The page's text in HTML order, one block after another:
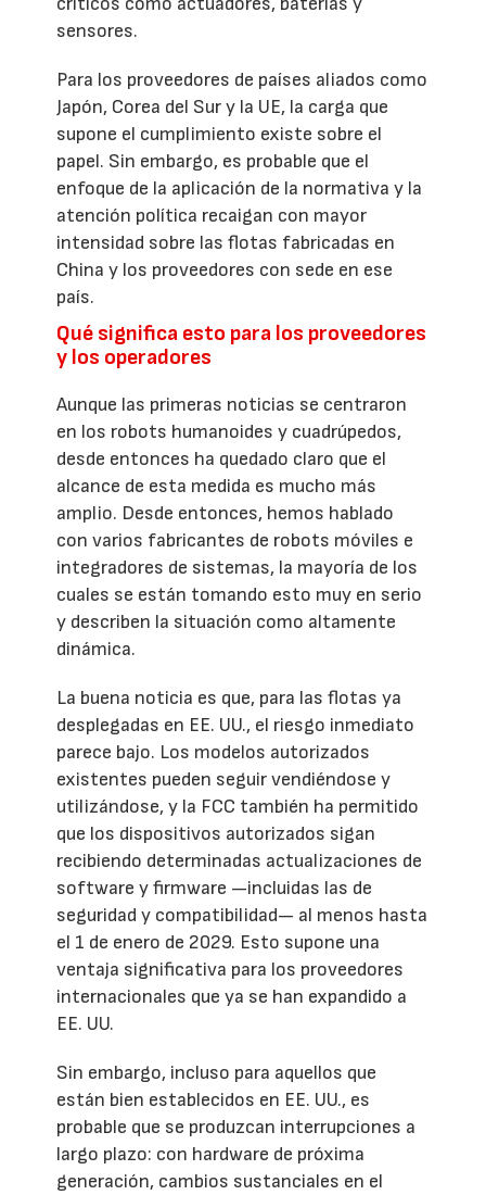
sensores.
Para los proveedores de países aliados como
Japón, Corea del Sur y la UE, la carga que
supone el cumplimiento existe sobre el
papel. Sin embargo, es probable que el
enfoque de la aplicación de la normativa y la
atención política recaigan con mayor
intensidad sobre las flotas fabricadas en
China y los proveedores con sede en ese
país.
Qué significa esto para los proveedores
y los operadores
Aunque las primeras noticias se centraron
en los robots humanoides y cuadrúpedos,
desde entonces ha quedado claro que el
alcance de esta medida es mucho más
amplio. Desde entonces, hemos hablado
con varios fabricantes de robots móviles e
integradores de sistemas, la mayoría de los
cuales se están tomando esto muy en serio
y describen la situación como altamente
dinámica.
La buena noticia es que, para las flotas ya
desplegadas en EE. UU., el riesgo inmediato
parece bajo. Los modelos autorizados
existentes pueden seguir vendiéndose y
utilizándose, y la FCC también ha permitido
que los dispositivos autorizados sigan
recibiendo determinadas actualizaciones de
software y firmware —incluidas las de
seguridad y compatibilidad— al menos hasta
el 1 de enero de 2029. Esto supone una
ventaja significativa para los proveedores
internacionales que ya se han expandido a
EE. UU.
Sin embargo, incluso para aquellos que
están bien establecidos en EE. UU., es
probable que se produzcan interrupciones a
largo plazo: con hardware de próxima
generación, cambios sustanciales en el